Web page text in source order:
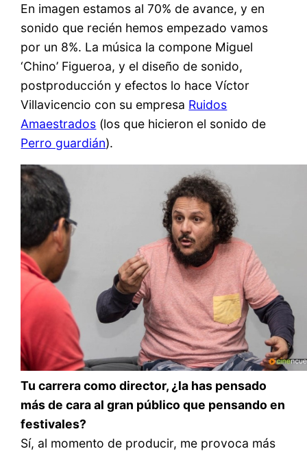
En imagen estamos al 70% de avance, y en
sonido que recién hemos empezado vamos
por un 8%. La música la compone Miguel
‘Chino’ Figueroa, y el diseño de sonido,
postproducción y efectos lo hace Víctor
Villavicencio con su empresa Ruidos
Amaestrados (los que hicieron el sonido de
Perro guardián).
Tu carrera como director, ¿la has pensado
más de cara al gran público que pensando en
festivales?
Sí, al momento de producir, me provoca más